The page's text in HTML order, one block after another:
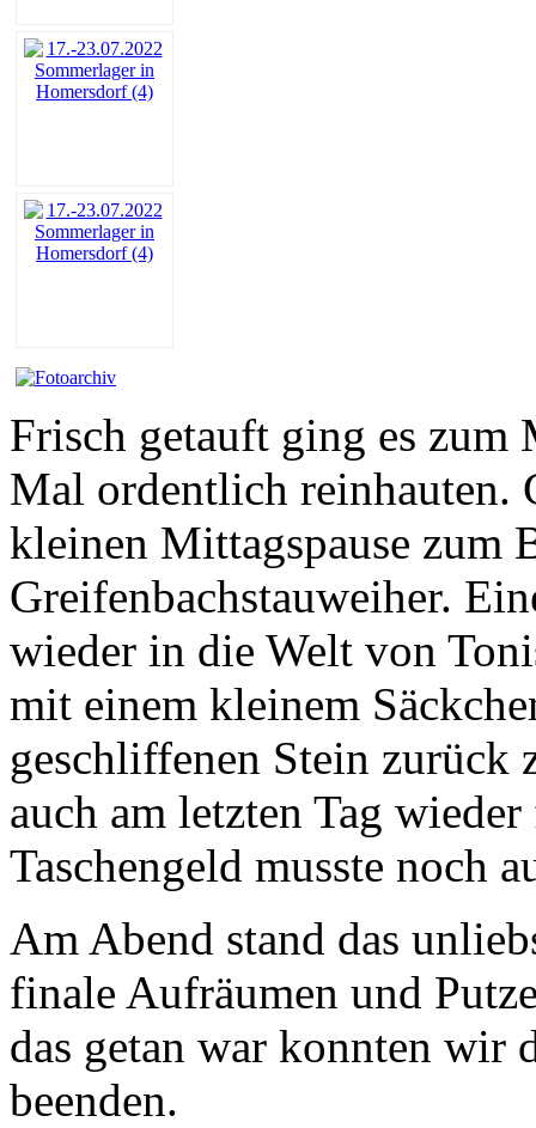
Frisch getauft ging es zum
Mal ordentlich reinhauten.
kleinen Mittagspause zum
Greifenbachstauweiher.
wieder in die Welt von
mit einem kleinem
geschliffenen Stein zurück
auch am letzten Tag
Taschengeld musste noch
Am Abend stand das
finale Aufräumen und
das getan war konnten wir
beenden.